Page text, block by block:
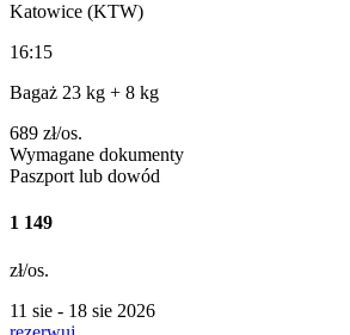
Katowice (KTW)
16:15
Bagaż 23 kg + 8 kg
689 zł/os.
Wymagane dokumenty
Paszport lub dowód
1 149
zł/os.
11 sie - 18 sie 2026